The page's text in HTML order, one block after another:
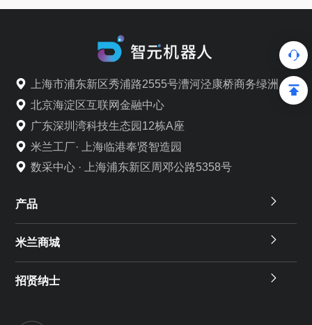
上海市浦东新区秀浦路2555号漕河泾康桥商务绿洲
北京海淀区互联网金融中心
广东深圳湾科技生态园12栋A座
米兰工厂· 上海临港奉贤智造园
数采中心 · 上海浦东新区周邓公路5358号
产品
米兰商城
招贤纳士